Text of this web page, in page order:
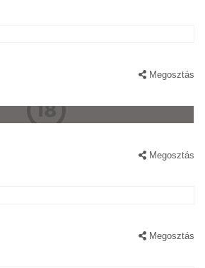
Megosztás
Megosztás
Megosztás